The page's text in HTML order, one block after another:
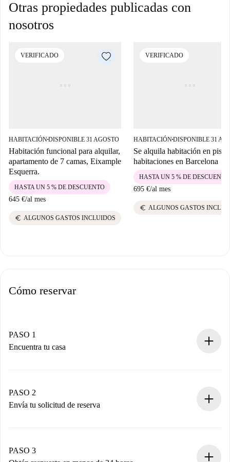
Otras propiedades publicadas con
nosotros
VERIFICADO
HABITACIÓN■DISPONIBLE 31 AGOSTO
Habitación funcional para alquilar,
apartamento de 7 camas, Eixample
Esquerra.
645 €/al mes
HASTA UN 5 % DE DESCUENTO
euro ALGUNOS GASTOS INCLUIDOS
VERIFICADO
HABITACIÓN■DISPONIBLE 31
Se alquila habitación en piso
habitaciones en Barcelona
695 €/al mes
HASTA UN 5 % DE DESCUENTO
euro ALGUNOS GASTOS
Cómo reservar
PASO 1
Encuentra tu casa
Tienes toda la información necesaria por adelantado.
PASO 2
Envía tu solicitud de reserva
propietario acepte.
PASO 3